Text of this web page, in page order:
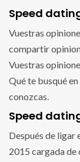
Speed
Vuestras
compartir
Vuestras
Qué te busqué
conozcas.
Speed
Después de ligar
2015 cargada de